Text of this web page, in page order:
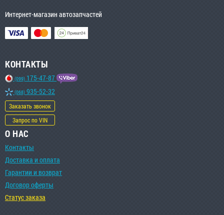
Интернет-магазин автозапчастей
КОНТАКТЫ
(099) 175-47-87
(068) 935-52-32
Заказать звонок
Запрос по VIN
О НАС
Контакты
Доставка и оплата
Гарантии и возврат
Договор оферты
Статус заказа